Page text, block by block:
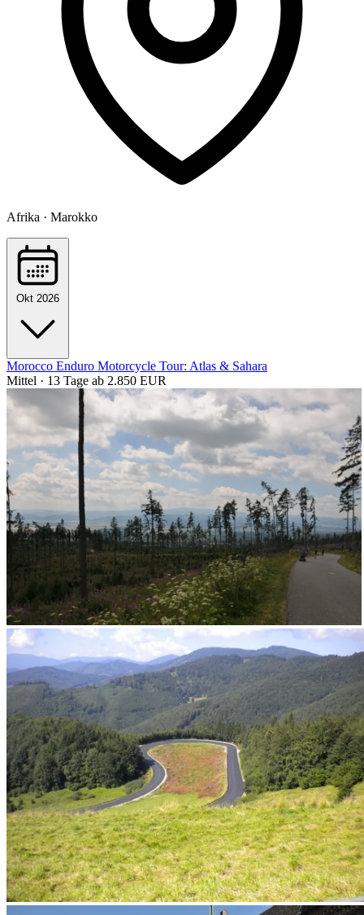
Afrika · Marokko
Okt 2026
Morocco Enduro Motorcycle Tour: Atlas & Sahara
Mittel · 13 Tage ab 2.850 EUR